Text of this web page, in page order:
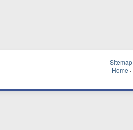
Sitemap
Home ·